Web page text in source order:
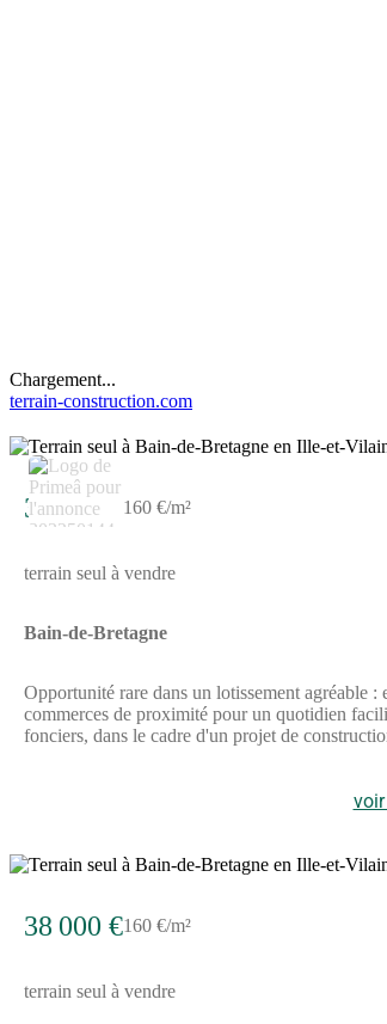
Chargement...
terrain-construction.com
38 000 € 160 €/m²
terrain seul à vendre
Bain-de-Bretagne
Opportunité rare dans un lotissement agréable
commerces de proximité pour un quotidien
fonciers, dans le cadre d'un projet de
38 000 €160 €/m²
terrain seul à vendre